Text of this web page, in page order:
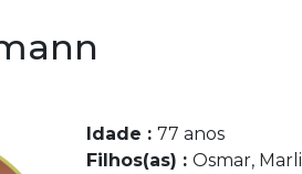
Idade : 77 anos
Filhos(as) : Osmar, Marli